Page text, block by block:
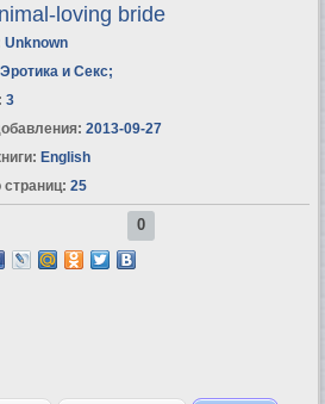
loving bride
Unknown
Эротика и Секс;
3
2013-09-27
English
страниц: 25
0